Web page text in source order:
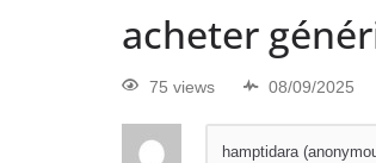
acheter
75 views 08/09/2025
hamptidara